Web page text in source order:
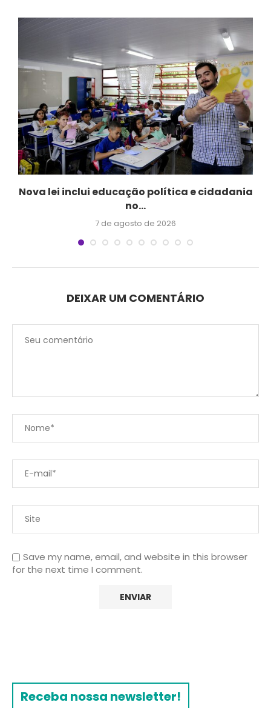
Nova lei inclui educação política e cidadania
no...
7 de agosto de 2026
DEIXAR UM COMENTÁRIO
Save my name, email, and website in this browser
for the next time I comment.
Receba nossa newsletter!